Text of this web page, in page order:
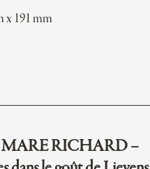
x 191 mm
MARE RICHARD –